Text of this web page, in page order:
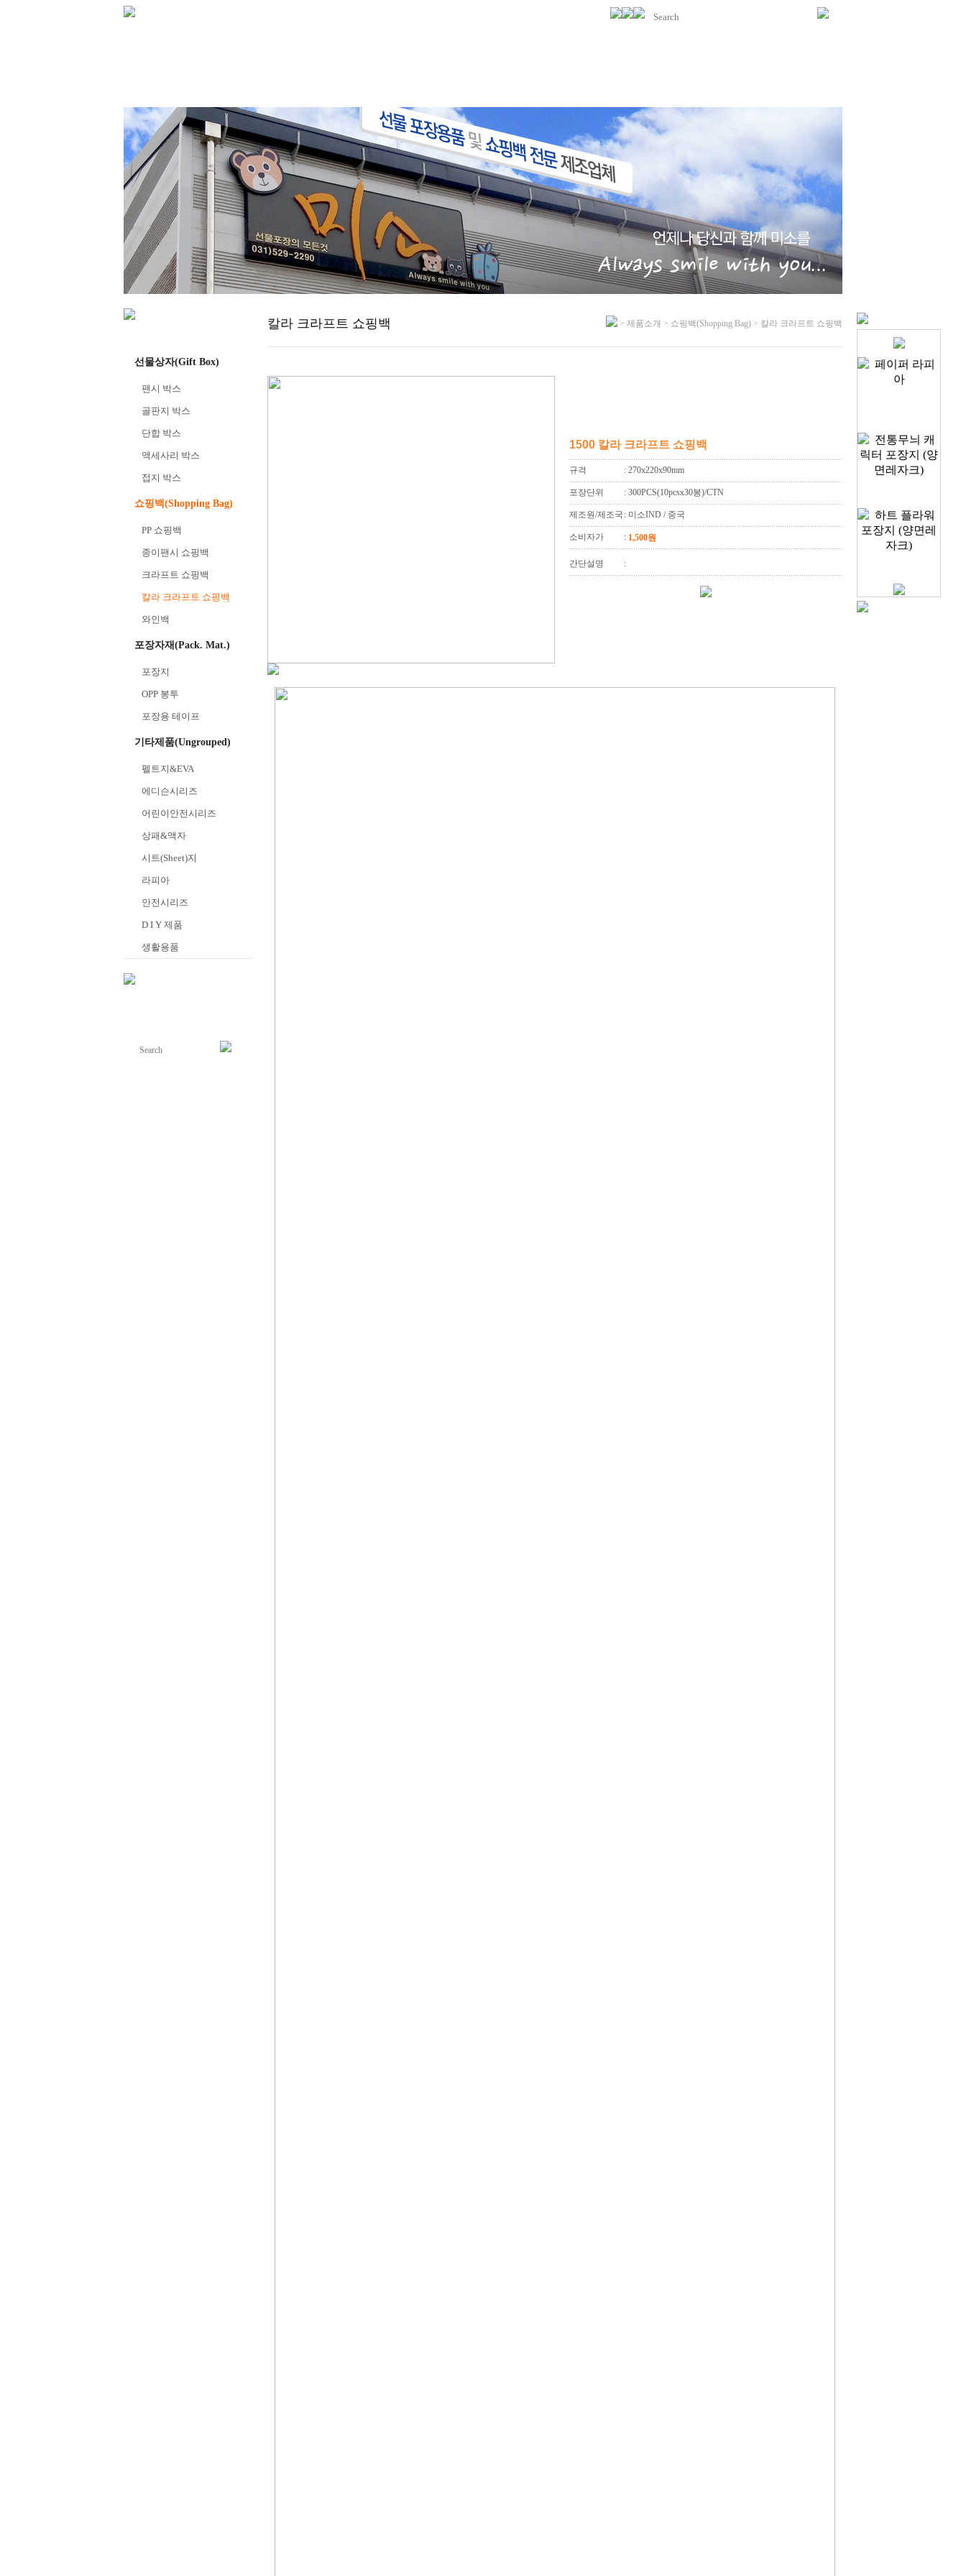
선물상자(Gift Box)
팬시 박스
골판지 박스
단합 박스
액세사리 박스
접지 박스
쇼핑백(Shopping Bag)
PP 쇼핑백
종이팬시 쇼핑백
크라프트 쇼핑백
칼라 크라프트 쇼핑백
와인백
포장자재(Pack. Mat.)
포장지
OPP 봉투
포장용 테이프
기타제품(Ungrouped)
펠트지&EVA
에디슨시리즈
어린이안전시리즈
상패&액자
시트(Sheet)지
라피아
안전시리즈
D I Y 제품
생활용품
칼라 크라프트 쇼핑백 > 제품소개 > 쇼핑백(Shopping Bag) > 칼라 크라프트 쇼핑백
1500 칼라 크라프트 쇼핑백
규격 : 270x220x90mm
포장단위 : 300PCS(10pcsx30봉)/CTN
제조원/제조국 : 미소IND / 중국
소비자가 : 1,500원
간단설명 :